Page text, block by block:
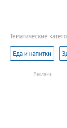
Тематические
Еда и напитки